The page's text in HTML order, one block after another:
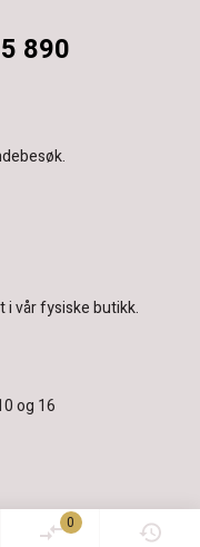
0
890
i vår fysiske butikk.
og 16